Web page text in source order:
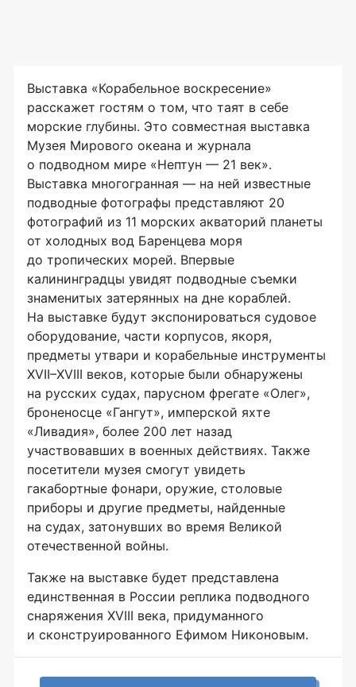
Выставка «Корабельное воскресение»
расскажет гостям о том, что таят в себе
морские глубины. Это совместная выставка
Музея Мирового океана и журнала
о подводном мире «Нептун — 21 век».
Выставка многогранная — на ней известные
подводные фотографы представляют 20
фотографий из 11 морских акваторий планеты
от холодных вод Баренцева моря
до тропических морей. Впервые
калининградцы увидят подводные съемки
знаменитых затерянных на дне кораблей.
На выставке будут экспонироваться судовое
оборудование, части корпусов, якоря,
предметы утвари и корабельные инструменты
XVII–XVIII веков, которые были обнаружены
на русских судах, парусном фрегате «Олег»,
броненосце «Гангут», имперской яхте
«Ливадия», более 200 лет назад
участвовавших в военных действиях. Также
посетители музея смогут увидеть
гакабортные фонари, оружие, столовые
приборы и другие предметы, найденные
на судах, затонувших во время Великой
отечественной войны.
Также на выставке будет представлена
единственная в России реплика подводного
снаряжения XVIII века, придуманного
и сконструированного Ефимом Никоновым.